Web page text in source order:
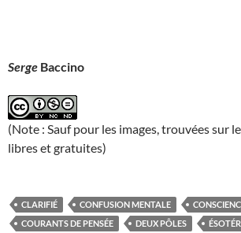
Serge Baccino
(Note : Sauf pour les images, trouvées sur
libres et gratuites)
CLARIFIÉ CONFUSION MENTALE
COURANTS DE PENSÉE
DEUX PÔLES